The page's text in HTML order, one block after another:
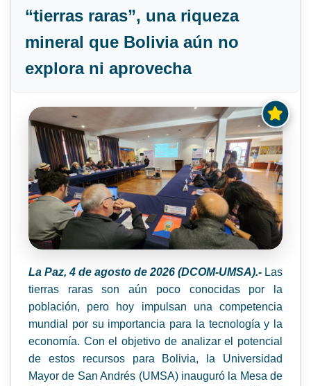
“tierras raras”, una riqueza
mineral que Bolivia aún no
explora ni aprovecha
La Paz, 4 de agosto de 2026 (DCOM-UMSA).- Las
tierras raras son aún poco conocidas por la
población, pero hoy impulsan una competencia
mundial por su importancia para la tecnología y la
economía. Con el objetivo de analizar el potencial
de estos recursos para Bolivia, la Universidad
Mayor de San Andrés (UMSA) inauguró la Mesa de